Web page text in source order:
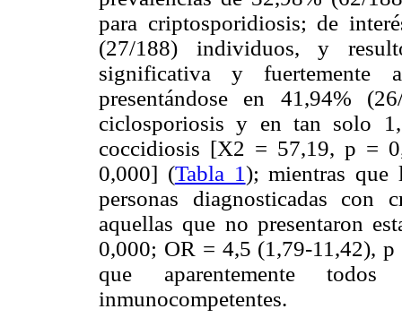
para criptosporidiosis; de
(27/188) individuos, y
significativa y fuertemente
presentándose en 41,94%
ciclosporiosis y en tan solo
coccidiosis [X2 = 57,19, p =
0,000] (Tabla 1); mientras que
personas diagnosticadas
aquellas que no presentaron
0,000; OR = 4,5 (1,79-11,42),
que aparentemente
inmunocompetentes.